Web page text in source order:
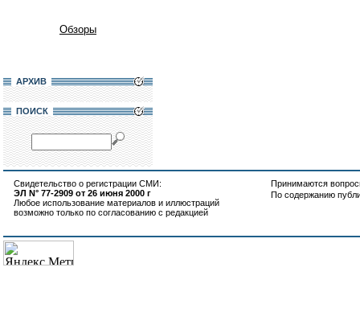
Обзоры
АРХИВ
ПОИСК
Свидетельство о регистрации СМИ:
ЭЛ N° 77-2909 от 26 июня 2000 г
Любое использование материалов и иллюстраций
возможно только по согласованию с редакцией
Принимаются
По содержанию